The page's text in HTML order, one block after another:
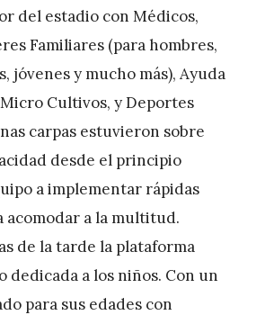
del estadio con Médicos,
Familiares (para hombres,
jóvenes y mucho más), Ayuda
Cultivos, y Deportes
carpas estuvieron sobre
desde el principio
a implementar rápidas
acomodar a la multitud.
de la tarde la plataforma
dedicada a los niños. Con un
para sus edades con